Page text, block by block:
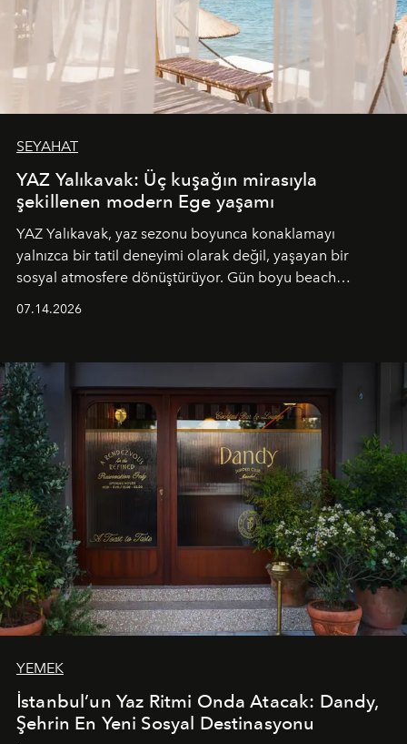
SEYAHAT
YAZ Yalıkavak: Üç kuşağın mirasıyla
şekillenen modern Ege yaşamı
YAZ Yalıkavak, yaz sezonu boyunca konaklamayı
yalnızca bir tatil deneyimi olarak değil, yaşayan bir
sosyal atmosfere dönüştürüyor. Gün boyu beach
tematik gastronomi geceleri misafirlerle buluşuyor.
Paylaşıma, lezzete ve müziğe odaklanan bu özel
akşamlar, YAZ’ın sade lüks anlayışını gün batımından
geceye taşıyarak her hafta farklı bir deneyim sunuyor.
07.14.2026
YEMEK
İstanbul’un Yaz Ritmi Onda Atacak: Dandy,
Şehrin En Yeni Sosyal Destinasyonu